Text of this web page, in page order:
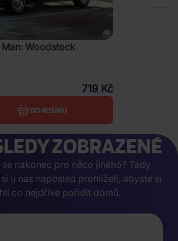
Man: Woodstock
719 Kč
DO KOŠÍKU
ZOBRAZENÉ
nakonec pro něco jiného? Tady
u nás naposled prohlíželi, abyste si
co nejdříve pořídit domů.